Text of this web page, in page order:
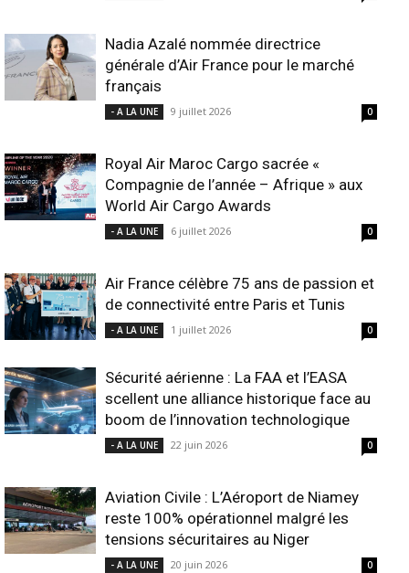
Nadia Azalé nommée directrice
générale d’Air France pour le marché
français
- A LA UNE 9 juillet 2026 0
Royal Air Maroc Cargo sacrée «
Compagnie de l’année – Afrique » aux
World Air Cargo Awards
- A LA UNE 6 juillet 2026 0
Air France célèbre 75 ans de passion et
de connectivité entre Paris et Tunis
- A LA UNE 1 juillet 2026 0
Sécurité aérienne : La FAA et l’EASA
scellent une alliance historique face au
boom de l’innovation technologique
- A LA UNE 22 juin 2026 0
Aviation Civile : L’Aéroport de Niamey
reste 100% opérationnel malgré les
tensions sécuritaires au Niger
- A LA UNE 20 juin 2026 0